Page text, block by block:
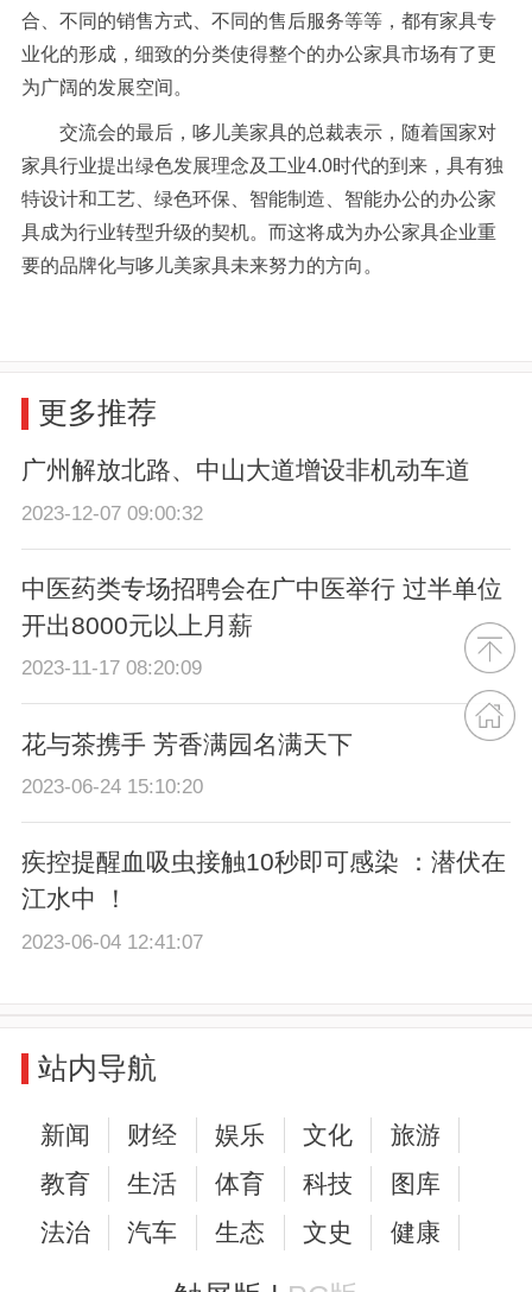
合、不同的销售方式、不同的售后服务等等，都有家具专
业化的形成，细致的分类使得整个的办公家具市场有了更
为广阔的发展空间。
交流会的最后，哆儿美家具的总裁表示，随着国家对
家具行业提出绿色发展理念及工业4.0时代的到来，具有独
特设计和工艺、绿色环保、智能制造、智能办公的办公家
具成为行业转型升级的契机。而这将成为办公家具企业重
要的品牌化与哆儿美家具未来努力的方向。
更多推荐
广州解放北路、中山大道增设非机动车道
2023-12-07 09:00:32
中医药类专场招聘会在广中医举行 过半单位
开出8000元以上月薪
2023-11-17 08:20:09
花与茶携手 芳香满园名满天下
2023-06-24 15:10:20
疾控提醒血吸虫接触10秒即可感染 ：潜伏在
江水中 ！
2023-06-04 12:41:07
站内导航
新闻 财经 娱乐 文化
旅游
教育
生活 体育 科技
图库
法治
汽车 生态 文史 健康